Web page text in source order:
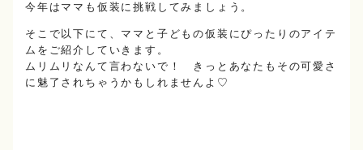
今年はママも仮装に挑戦してみましょう。
そこで以下にて、ママと子どもの仮装にぴったりのアイテ
ムをご紹介していきます。
ムリムリなんて言わないで！ きっとあなたもその可愛さ
に魅了されちゃうかもしれませんよ♡